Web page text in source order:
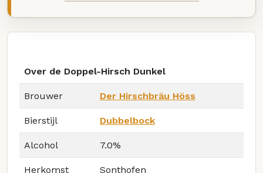
Over de Doppel-Hirsch Dunkel
Brouwer Der Hirschbräu Höss
Bierstijl Dubbelbock
Alcohol 7.0%
Herkomst Sonthofen